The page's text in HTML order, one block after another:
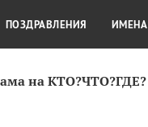
на КТО?ЧТО?ГДЕ?
КРАСОТА
ПОЗДРАВЛЕНИЯ ИМЕНА